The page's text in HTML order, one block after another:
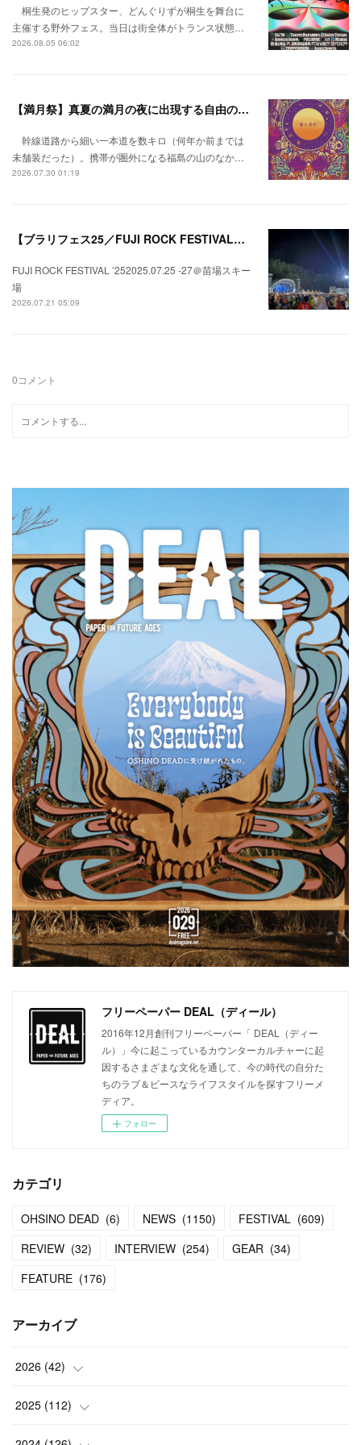
桐生発のヒップスター、どんぐりずが桐生を舞台に
主催する野外フェス。当日は街全体がトランス状態…
2026.08.05 06:02
【満月祭】真夏の満月の夜に出現する自由の桃源郷。
幹線道路から細い一本道を数キロ（何年か前までは
未舗装だった）。携帯が圏外になる福島の山のなか…
2026.07.30 01:19
【ブラリフェス25／FUJI ROCK FESTIVAL】日本の夏にはフジロックが欠かせない。
FUJI ROCK FESTIVAL ’252025.07.25 -27＠苗場スキー
場
2026.07.21 05:09
0コメント
フリーペーパー DEAL（ディール）
2016年12月創刊フリーペーパー「 DEAL（ディー
ル）」今に起こっているカウンターカルチャーに起
因するさまざまな文化を通して、今の時代の自分た
ちのラブ＆ピースなライフスタイルを探すフリーメ
ディア。
フォロー
カテゴリ
OHSINO DEAD (6) NEWS (1150) FESTIVAL (609)
REVIEW (32) INTERVIEW (254) GEAR (34)
FEATURE (176)
アーカイブ
2026 (42)
( 1)
(3)
2025 (112)